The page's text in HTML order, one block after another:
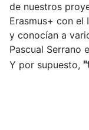
de nuestros
Erasmus+ con el
y conocían a
Pascual Serrano
Y por supuesto,